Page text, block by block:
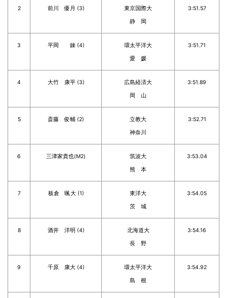
2 前川 優月 (3)
東京国際大
静 岡
3:51.57
3 平岡 錬 (4)
環太平洋大
愛 媛
3:51.71
4 大竹 康平 (3)
広島経済大
岡 山
3:51.89
5 斎藤 俊輔 (2)
立教大
神奈川
3:52.71
6 三津家貴也(M2)
筑波大
熊 本
3:53.04
7 板倉 颯大 (1)
東洋大
茨 城
3:54.05
8 酒井 洋明 (4)
北海道大
長 野
3:54.16
9 千原 康大 (4)
環太平洋大
島 根
3:54.92